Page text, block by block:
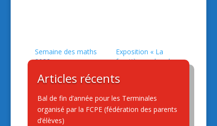
Semaine des maths
2022
Exposition « La
frontière en bande
La soirée de Noël
Articles récents
Bal de fin d’année pour les Terminales
organisé par la FCPE (fédération des parents
d’élèves)